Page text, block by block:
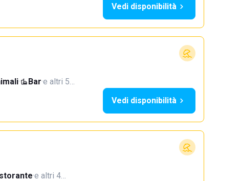
Vedi disponibilità
· Bar·e altri 5…
Vedi disponibilità
·e altri 4…